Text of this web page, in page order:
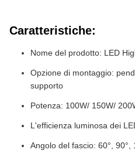
Caratteristiche:
Nome del prodotto: LED
Opzione di montaggio:
supporto
Potenza: 100W/ 150W/
L'efficienza luminosa dei
Angolo del fascio: 60°, 90°,